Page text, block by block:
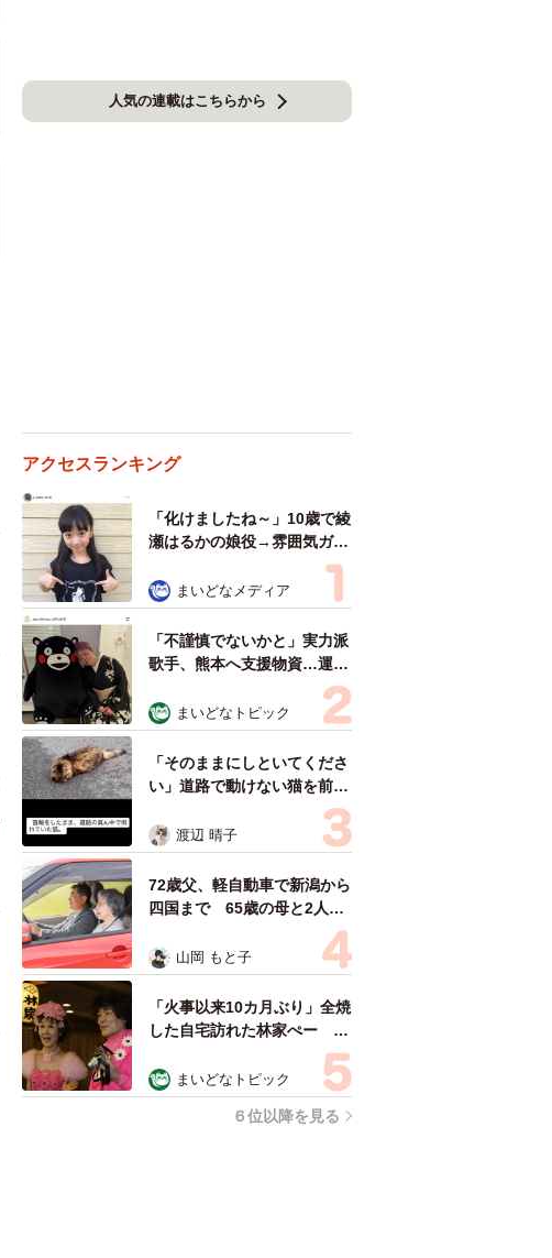
人気の連載はこちらから
アクセスランキング
「化けましたね～」10歳で綾
瀬はるかの娘役→雰囲気ガラ
リの18歳に成長 「メイクで
雰囲気が」「宝塚に入れそ
う」
まいどなメディア
「不謹慎でないかと」実力派
歌手、熊本へ支援物資…運搬
トラックの車体デザインにた
めらい 「痛いほど伝わる」
「行動され立派」
まいどなトピック
「そのままにしといてくださ
い」道路で動けない猫を前に
返された一言… 懸命に生き
ようとした4日間 「命の重
さはみんな同じ」保護団体代
表の訴え
渡辺 晴子
72歳父、軽自動車で新潟から
四国まで 65歳の母と2人で
3泊4日の旅 パーキングの休
憩まで分刻み… 「大学生で
も組まねえよ！」
山岡 もと子
「火事以来10カ月ぶり」全焼
した自宅訪れた林家ぺー 内
装も壁も取り払われスケルト
ン状態の部屋に呆然
まいどなトピック
６位以降を見る